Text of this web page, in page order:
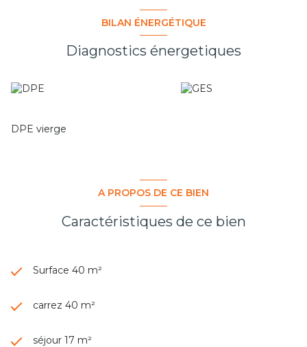
BILAN ÉNERGÉTIQUE
Diagnostics énergetiques
DPE vierge
A PROPOS DE CE BIEN
Caractéristiques de ce bien
Surface 40 m²
carrez 40 m²
séjour 17 m²